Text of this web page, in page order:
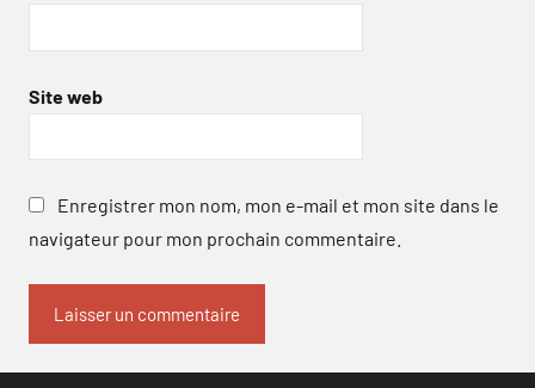
Site web
Enregistrer mon nom, mon e-mail et mon site dans le
navigateur pour mon prochain commentaire.